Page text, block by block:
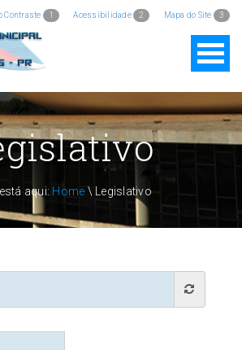
Contraste 1 Acessibilidade 2 Mapa do Site 3
aqui: Home \ Legislativo